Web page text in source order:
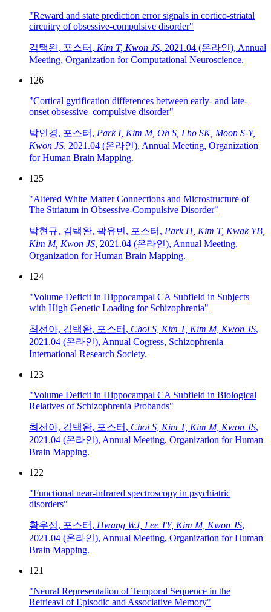
"Reward and state prediction error signals in cortico-striatal
circuitry of obsessive-compulsive disorder"
김택완, 포스터 , Kim T, Kwon JS, 2021.04 (온라인), Annual
Meeting, Organization for Computational Neuroscience.
126
"Cortical gyrification differences between early- and late-
onset obsessive–compulsive disorder"
박인경, 포스터 , Park I, Kim M, Oh S, Lho SK, Moon S-Y,
Kwon JS, 2021.04 (온라인), Annual Meeting, Organization
for Human Brain Mapping.
125
"Altered White Matter Connections and Microstructure of
The Striatum in Obsessive-Compulsive Disorder"
박현규, 김택완, 곽유빈, 포스터 , Park H, Kim T, Kwak YB,
Kim M, Kwon JS, 2021.04 (온라인), Annual Meeting,
Organization for Human Brain Mapping.
124
"Volume Deficit in Hippocampal CA Subfield in Subjects
with High Genetic Loading for Schizophrenia"
최선아, 김택완, 포스터 , Choi S, Kim T, Kim M, Kwon JS,
2021.04 (온라인), Annual Cogress, Schizophrenia
International Research Society.
123
"Volume Deficit in Hippocampal CA Subfield in Biological
Relatives of Schizophrenia Probands"
최선아, 김택완, 포스터 , Choi S, Kim T, Kim M, Kwon JS,
2021.04 (온라인), Annual Meeting, Organization for Human
Brain Mapping.
122
"Functional near-infrared spectroscopy in psychiatric
disorders"
황우정, 포스터 , Hwang WJ, Lee TY, Kim M, Kwon JS,
2021.04 (온라인), Annual Meeting, Organization for Human
Brain Mapping.
121
"Neural Representation of Temporal Sequence in the
Retrieavl of Episodic and Associative Memory"